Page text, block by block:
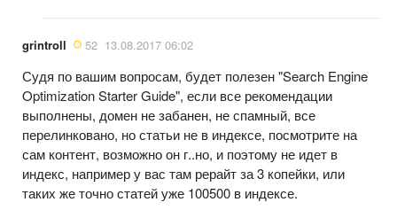
grintroll 52 13.08.2017 06:02
Судя по вашим вопросам, будет полезен "Search Engine
Optimization Starter Guide", если все рекомендации
выполнены, домен не забанен, не спамный, все
перелинковано, но статьи не в индексе, посмотрите на
сам контент, возможно он г..но, и поэтому не идет в
индекс, например у вас там рерайт за 3 копейки, или
таких же точно статей уже 100500 в индексе.